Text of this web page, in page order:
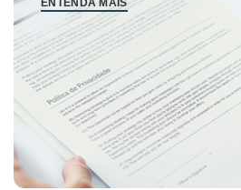
ENTENDA MAIS